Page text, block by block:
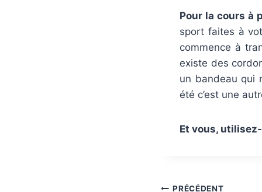
Pour la cours à
sport faites à
commence à
existe des
un bandeau qui
été c’est une
Et vous,
PRÉCÉDENT